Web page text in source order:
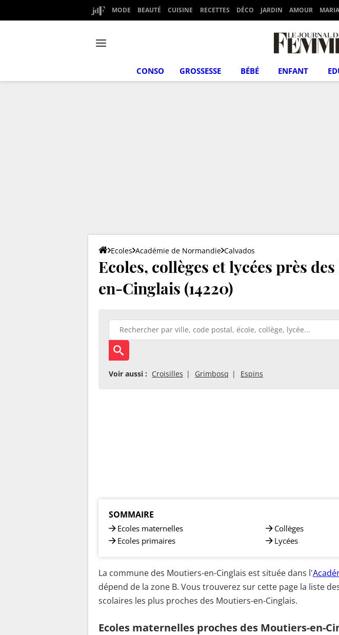
MODE BEAUTÉ CUISINE RECETTES DÉCO JARDIN AMOUR
CONSO GROSSESSE BÉBÉ ENFANT
Ecoles Académie de Normandie Calvados
Ecoles, collèges et lycées près
en-Cinglais (14220)
Voir aussi : Croisilles Grimbosq Espins
SOMMAIRE
Ecoles maternelles
Ecoles primaires
Collèges
Lycées
La commune des Moutiers-en-Cinglais est située dans l'
dépend de la zone B. Vous trouverez sur cette page la liste
scolaires les plus proches des Moutiers-en-Cinglais.
Ecoles maternelles proches des Moutiers-en-